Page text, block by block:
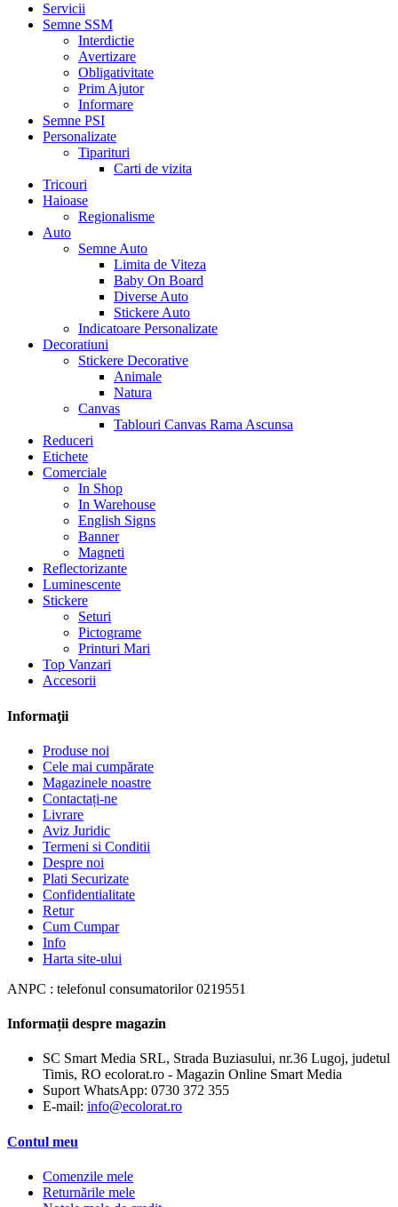
Servicii
Semne SSM
Interdictie
Avertizare
Obligativitate
Prim Ajutor
Informare
Semne PSI
Personalizate
Tiparituri
Carti de vizita
Tricouri
Haioase
Regionalisme
Auto
Semne Auto
Limita de Viteza
Baby On Board
Diverse Auto
Stickere Auto
Indicatoare Personalizate
Decoratiuni
Stickere Decorative
Animale
Natura
Canvas
Tablouri Canvas Rama Ascunsa
Reduceri
Etichete
Comerciale
In Shop
In Warehouse
English Signs
Banner
Magneti
Reflectorizante
Luminescente
Stickere
Seturi
Pictograme
Printuri Mari
Top Vanzari
Accesorii
Informaţii
Produse noi
Cele mai cumpărate
Magazinele noastre
Contactați-ne
Livrare
Aviz Juridic
Termeni si Conditii
Despre noi
Plati Securizate
Confidentialitate
Retur
Cum Cumpar
Info
Harta site-ului
ANPC : telefonul consumatorilor 0219551
Informații despre magazin
SC Smart Media SRL, Strada Buziasului, nr.36 Lugoj, judetul
Timis, RO ecolorat.ro - Magazin Online Smart Media
Suport WhatsApp: 0730 372 355
E-mail: info@ecolorat.ro
Contul meu
Comenzile mele
Returnările mele